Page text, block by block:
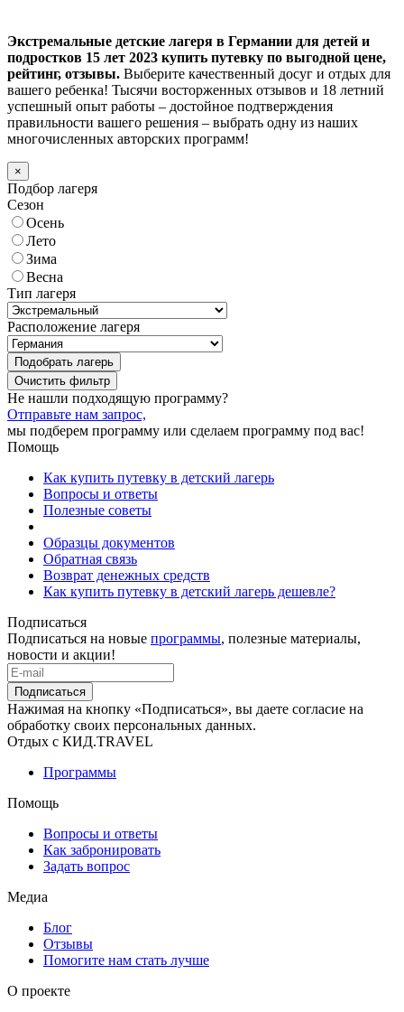
Экстремальные детские лагеря в Германии для детей и
подростков 15 лет 2023 купить путевку по выгодной цене,
рейтинг, отзывы. Выберите качественный досуг и отдых для
вашего ребенка! Тысячи восторженных отзывов и 18 летний
успешный опыт работы – достойное подтверждения
правильности вашего решения – выбрать одну из наших
многочисленных авторских программ!
×
Подбор лагеря
Сезон
Осень
Лето
Зима
Весна
Тип лагеря
Расположение лагеря
Подобрать лагерь
Не нашли подходящую программу?
Отправьте нам запрос,
мы подберем программу или сделаем программу под вас!
Помощь
Как купить путевку в детский лагерь
Вопросы и ответы
Полезные советы
Образцы документов
Обратная связь
Возврат денежных средств
Как купить путевку в детский лагерь дешевле?
Подписаться
Подписаться на новые программы, полезные материалы,
новости и акции!
Подписаться
Нажимая на кнопку «Подписаться», вы даете согласие на
обработку своих персональных данных.
Отдых с КИД.TRAVEL
Программы
Помощь
Вопросы и ответы
Как забронировать
Задать вопрос
Медиа
Блог
Отзывы
Помогите нам стать лучше
О проекте